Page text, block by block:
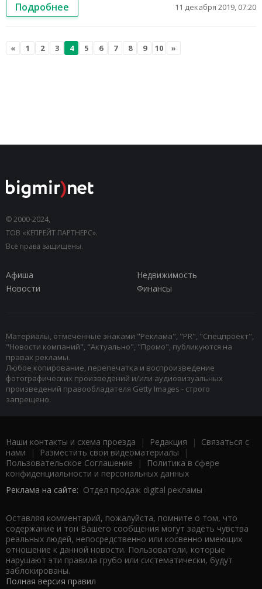
Подробнее 11 декабря 2019, 07:20
« 1 2 3 4 5 6 7 8 9 10 »
© 2000-2024,
ТОВ «КЕПРЕЙТ ПАРТНЕРС».
Все права защищены.
Афиша
Недвижимость
Новости
Финансы
Материалы, отмеченные знаками "Реклама", "PR", "Спецпроект",
"Новости компаний", "Актуально", "Промо", публикуются на
правах рекламы.
Любое копирование, перепечатка и воспроизведение
фотографических произведений и/или аудиовизуальных
произведений правообладателя Getty Images - строго
запрещено.
Наши контакты и схема проезда | Редакция | Связаться с
нами | Разместить свои видеоматериалы |
Пользовательское Соглашение |
Политика в сфере
конфиденциальности и персональных данных
Реклама на сайте: Отдел продаж digital рекламы
Оставляя комментарий, пожалуйста, помните о том, что
содержание и тон Вашего сообщения могут задеть чувства
реальных людей, непосредственно или косвенно имеющих
отношение к данной новости. Пользователи, которые
нарушают эти правила грубо или систематически, будут
заблокированы.
Полная версия правил